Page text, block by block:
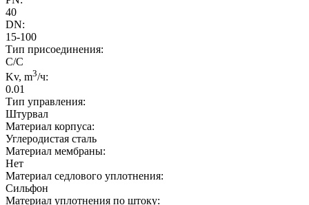
40
DN:
15-100
Тип присоединения:
С/С
Kv, m3/ч:
0.01
Тип управления:
Штурвал
Материал корпуса:
Углеродистая сталь
Материал мембраны:
Нет
Материал седлового уплотнения:
Сильфон
Материал уплотнения по штоку: